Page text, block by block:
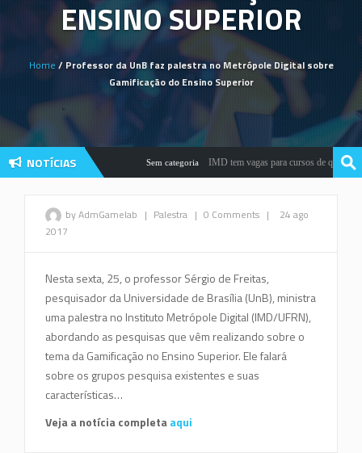
ENSINO SUPERIOR
Home / Professor da UnB faz palestra no Metrópole Digital sobre
Gamificação do Ensino Superior
NOTÍCIAS Sem categoria IMD tem vagas para cursos de
by AdmGamelab | Palestra | 0 Comments |
24 ago
2017
Nesta sexta, 25, o professor Sérgio de Freitas,
pesquisador da Universidade de Brasília (UnB), ministra
uma palestra no Instituto Metrópole Digital (IMD/UFRN),
abordando as pesquisas que vêm realizando sobre o
tema da Gamificação no Ensino Superior. Ele falará
sobre os grupos pesquisa existentes e suas
características…
Veja a notícia completaaqui